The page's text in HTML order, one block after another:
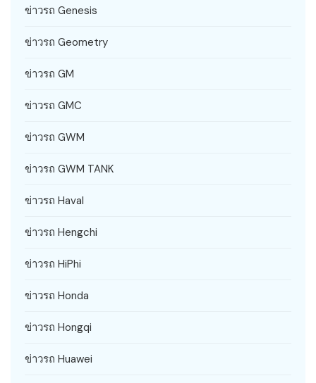
ข่าวรถ Genesis
ข่าวรถ Geometry
ข่าวรถ GM
ข่าวรถ GMC
ข่าวรถ GWM
ข่าวรถ GWM TANK
ข่าวรถ Haval
ข่าวรถ Hengchi
ข่าวรถ HiPhi
ข่าวรถ Honda
ข่าวรถ Hongqi
ข่าวรถ Huawei